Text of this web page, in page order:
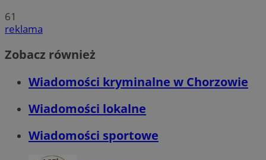
61
reklama
Zobacz również
Wiadomości kryminalne w Chorzowie
Wiadomości lokalne
Wiadomości sportowe